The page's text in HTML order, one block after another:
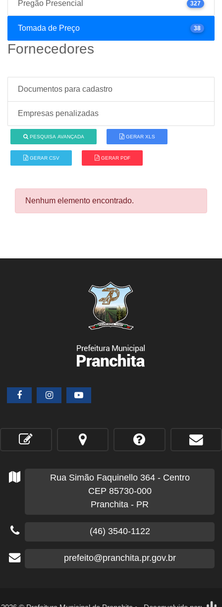
Pregão Presencial 327
Tomada de Preço 38
Fornecedores
Documentos para cadastro
Empresas penalizadas
PESQUISA AVANÇADA GERAR XLS
GERAR CSV GERAR PDF
Nenhum elemento encontrado.
Rua Simão Faquinello 364 - Centro
CEP 85730-000
Pranchita - PR
(46) 3540-1122
prefeito@pranchita.pr.gov.br